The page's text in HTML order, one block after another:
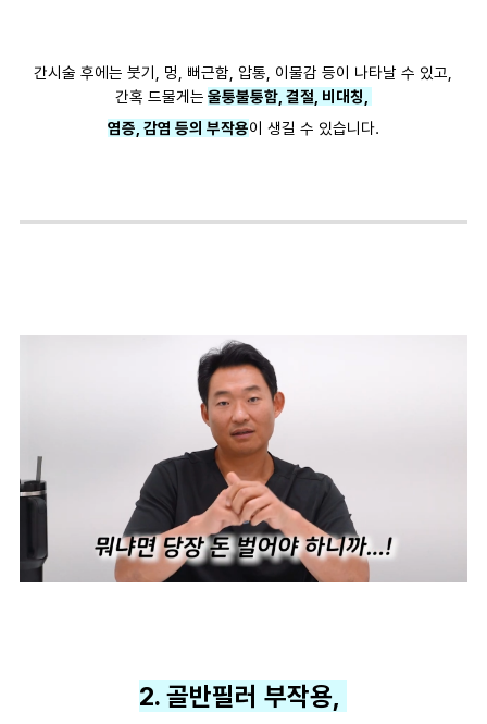
간시술 후에는 붓기, 멍, 뻐근함, 압통, 이물감 등이 나타날 수 있고,
간혹 드물게는 울퉁불퉁함, 결절, 비대칭,
염증, 감염 등의 부작용이 생길 수 있습니다.
2. 골반필러 부작용,